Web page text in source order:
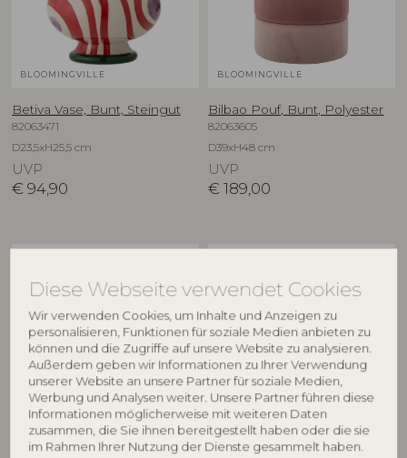
Diese Webseite verwendet Cookies
Wir verwenden Cookies, um Inhalte und Anzeigen zu
personalisieren, Funktionen für soziale Medien anbieten zu
können und die Zugriffe auf unsere Website zu analysieren.
Außerdem geben wir Informationen zu Ihrer Verwendung
unserer Website an unsere Partner für soziale Medien,
Werbung und Analysen weiter. Unsere Partner führen diese
Informationen möglicherweise mit weiteren Daten
zusammen, die Sie ihnen bereitgestellt haben oder die sie
im Rahmen Ihrer Nutzung der Dienste gesammelt haben.
BLOOMINGVILLE
Betiva Vase, Bunt, Steingut
82063471
D23,5xH25,5 cm
UVP
€ 94,90
BLOOMINGVILLE
Bilbao Pouf, Bunt, Polyester
82063605
D39xH48 cm
UVP
€ 189,00
BLOOMINGVILLE
Binna Schale, Rose, Steingut
BLOOMINGVILLE
Binna Teller, Rose, Steingut